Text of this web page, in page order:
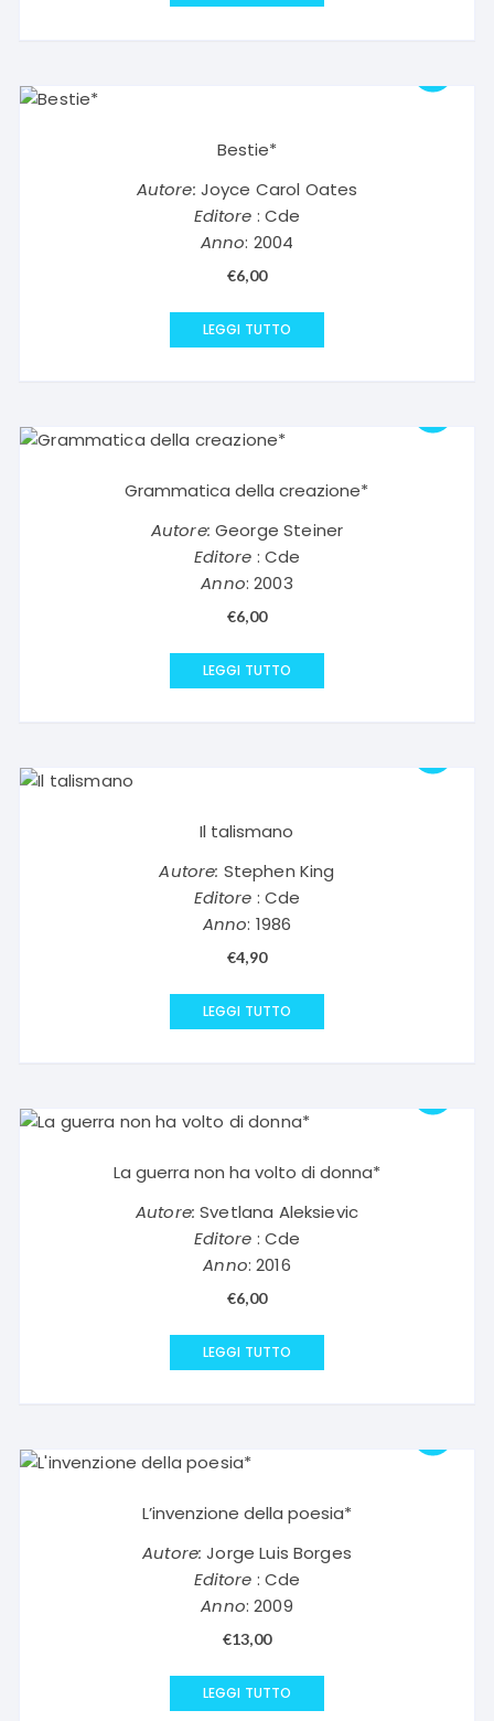
Bestie*
Autore: Joyce Carol Oates
Editore : Cde
Anno: 2004
€6,00
LEGGI TUTTO
Grammatica della creazione*
Autore: George Steiner
Editore : Cde
Anno: 2003
€6,00
LEGGI TUTTO
Il talismano
Autore: Stephen King
Editore : Cde
Anno: 1986
€4,90
LEGGI TUTTO
La guerra non ha volto di donna*
Autore: Svetlana Aleksievic
Editore : Cde
Anno: 2016
€6,00
LEGGI TUTTO
L’invenzione della poesia*
Autore: Jorge Luis Borges
Editore : Cde
Anno: 2009
€13,00
LEGGI TUTTO